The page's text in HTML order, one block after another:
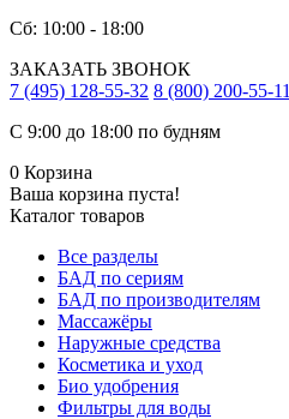
Сб: 10:00 - 18:00
ЗАКАЗАТЬ ЗВОНОК
7 (495) 128-55-32 8 (800) 200-55-11
С 9:00 до 18:00 по будням
0 Корзина
Ваша корзина пуста!
Каталог товаров
Все разделы
БАД по сериям
БАД по производителям
Массажёры
Наружные средства
Косметика и уход
Био удобрения
Фильтры для воды